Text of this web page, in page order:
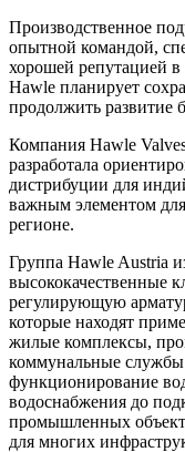
Производственное
опытной командой,
хорошей репутацией
Hawle планирует
продолжить развитие
Компания Hawle
разработала
дистрибуции для
важным элементом
регионе.
Группа Hawle Austria
высококачественные
регулирующую
которые находят
жилые комплексы,
коммунальные
функционирование
водоснабжения до
промышленных
для многих